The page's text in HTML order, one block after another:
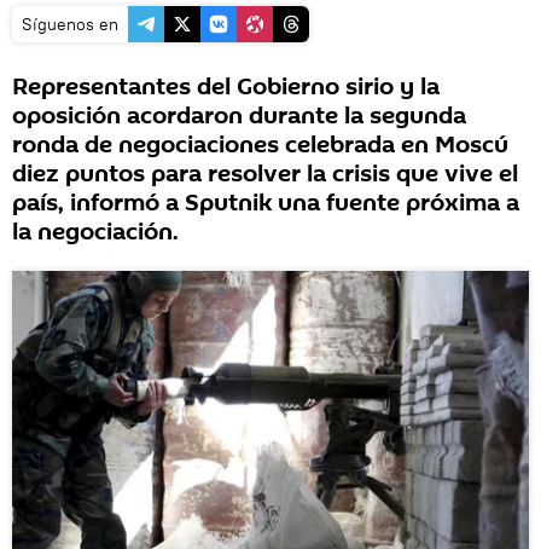
Síguenos en
Representantes del Gobierno sirio y la
oposición acordaron durante la segunda
ronda de negociaciones celebrada en Moscú
diez puntos para resolver la crisis que vive el
país, informó a Sputnik una fuente próxima a
la negociación.